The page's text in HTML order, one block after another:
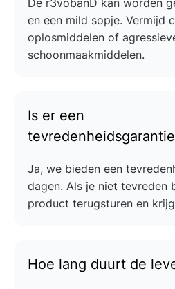
De r3vobanD kan worden
en een mild sopje. Vermijd
oplosmiddelen of
schoonmaakmiddelen.
Is er een
Ja, we bieden een
dagen. Als je niet tevreden
product terugsturen en
Hoe lang duurt de